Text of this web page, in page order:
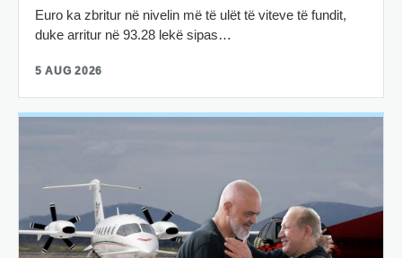
Euro ka zbritur në nivelin më të ulët të viteve të fundit,
duke arritur në 93.28 lekë sipas…
5 AUG 2026